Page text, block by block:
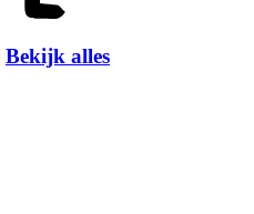
Bekijk alles